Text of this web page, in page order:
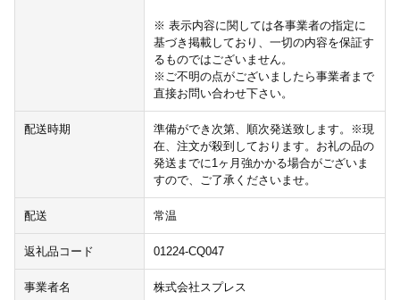
※ 表示内容に関しては各事業者の指定に
基づき掲載しており、一切の内容を保証す
るものではございません。
※ご不明の点がございましたら事業者まで
直接お問い合わせ下さい。
配送時期
準備ができ次第、順次発送致します。※現
在、注文が殺到しております。お礼の品の
発送までに1ヶ月強かかる場合がございま
すので、ご了承くださいませ。
配送 常温
返礼品コード 01224-CQ047
事業者名 株式会社スプレス